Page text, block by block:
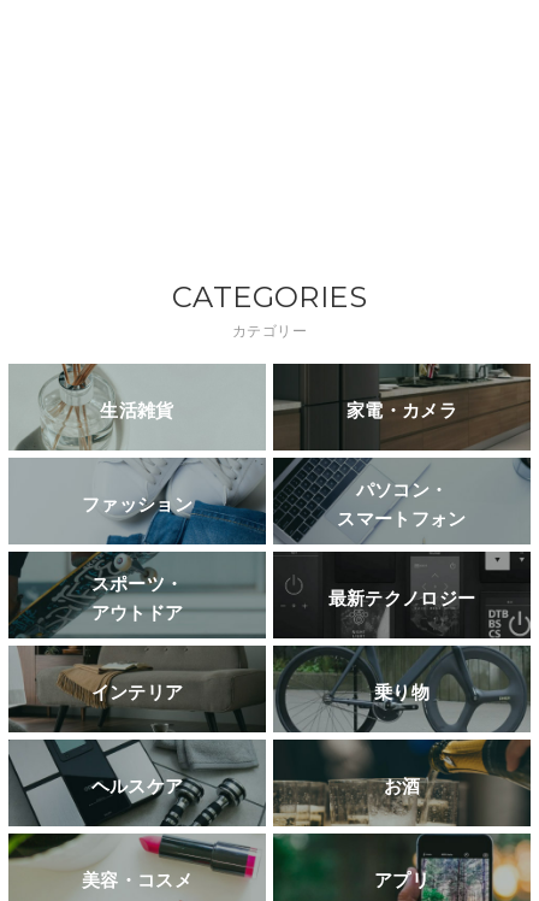
CATEGORIES
カテゴリー
生活雑貨 家電・カメラ
ファッション
パソコン・
スマートフォン
スポーツ・
アウトドア
最新テクノロジー
インテリア 乗り物
ヘルスケア お酒
美容・コスメ アプリ